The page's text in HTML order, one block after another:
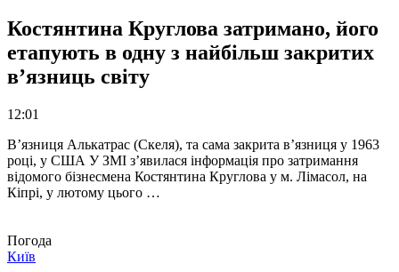
Костянтина Круглова затримано, його
етапують в одну з найбільш закритих
в’язниць світу
12:01
В’язниця Алькатрас (Скеля), та сама закрита в’язниця у 1963
році, у США У ЗМІ з’явилася інформація про затримання
відомого бізнесмена Костянтина Круглова у м. Лімасол, на
Кіпрі, у лютому цього …
Погода
Київ